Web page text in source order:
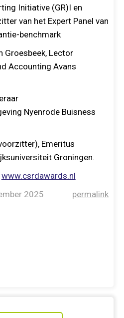
Initiative (GR)I en
van het Expert Panel van
benchmark
Lector
Accounting Avans
Nyenrode Buisness
Emeritus
Groningen.
www.csrdawards.nl
2025
permalink